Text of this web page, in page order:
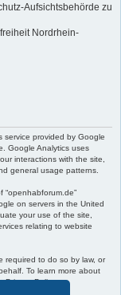
Aufsichtsbehörde zu
Nordrhein-
service provided by Google
Google Analytics uses
interactions with the site,
general usage patterns.
on servers in the United
your use of the site,
relating to website
required to do so by law, or
To learn more about
Privacy Policy at: